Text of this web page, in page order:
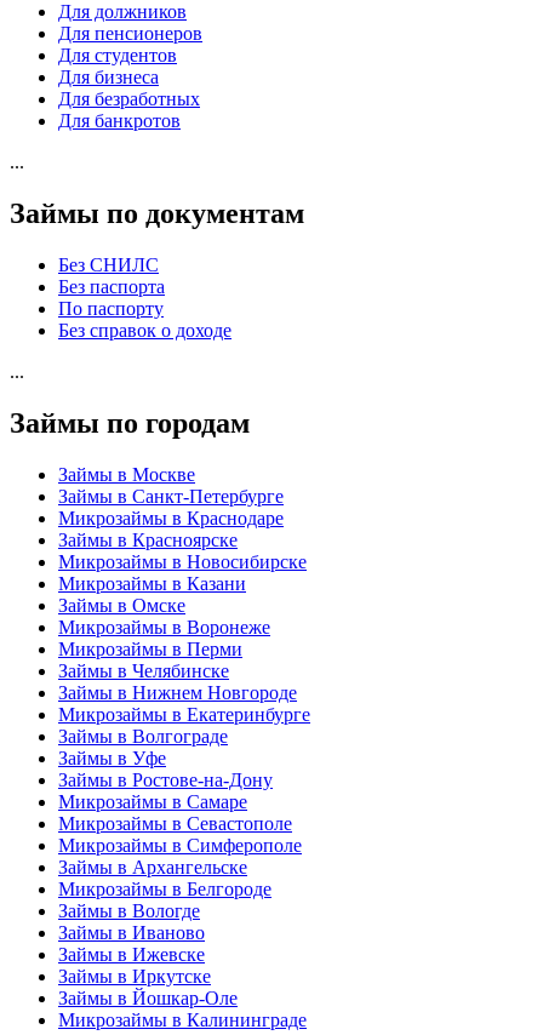
Для должников
Для пенсионеров
Для студентов
Для бизнеса
Для безработных
Для банкротов
...
Займы по документам
Без СНИЛС
Без паспорта
По паспорту
Без справок о доходе
...
Займы по городам
Займы в Москве
Займы в Санкт-Петербурге
Микрозаймы в Краснодаре
Займы в Красноярске
Микрозаймы в Новосибирске
Микрозаймы в Казани
Займы в Омске
Микрозаймы в Воронеже
Микрозаймы в Перми
Займы в Челябинске
Займы в Нижнем Новгороде
Микрозаймы в Екатеринбурге
Займы в Волгограде
Займы в Уфе
Займы в Ростове-на-Дону
Микрозаймы в Самаре
Микрозаймы в Севастополе
Микрозаймы в Симферополе
Займы в Архангельске
Микрозаймы в Белгороде
Займы в Вологде
Займы в Иваново
Займы в Ижевске
Займы в Иркутске
Займы в Йошкар-Оле
Микрозаймы в Калининграде